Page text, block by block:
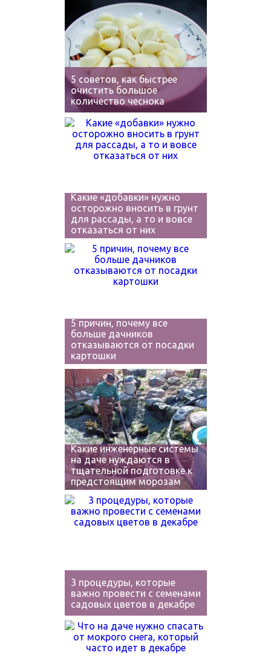
5 советов, как быстрее
очистить большое
количество чеснока
Какие «добавки» нужно
осторожно вносить в грунт
для рассады, а то и вовсе
отказаться от них
5 причин, почему все
больше дачников
отказываются от посадки
картошки
Какие инженерные системы
на даче нуждаются в
тщательной подготовке к
предстоящим морозам
3 процедуры, которые
важно провести с семенами
садовых цветов в декабре